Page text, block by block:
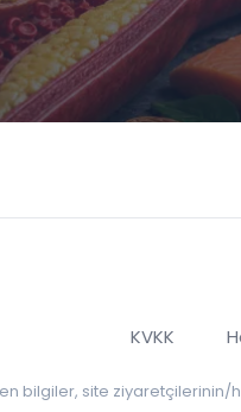
KVKK
bilgiler, site